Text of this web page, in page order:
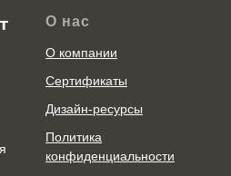
О нас
О компании
Сертификаты
Дизайн-ресурсы
Политика
конфиденциальности